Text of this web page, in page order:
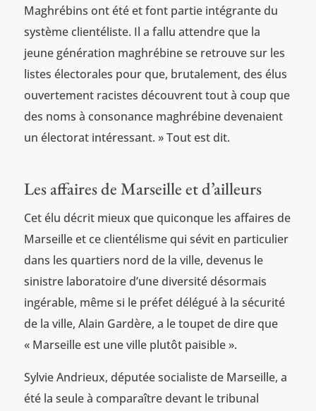
Maghrébins ont été et font partie intégrante du
système clientéliste. Il a fallu attendre que la
jeune génération maghrébine se retrouve sur les
listes électorales pour que, brutalement, des élus
ouvertement racistes découvrent tout à coup que
des noms à consonance maghrébine devenaient
un électorat intéressant. » Tout est dit.
Les affaires de Marseille et d’ailleurs
Cet élu décrit mieux que quiconque les affaires de
Marseille et ce clientélisme qui sévit en particulier
dans les quartiers nord de la ville, devenus le
sinistre laboratoire d’une diversité désormais
ingérable, même si le préfet délégué à la sécurité
de la ville, Alain Gardère, a le toupet de dire que
« Marseille est une ville plutôt paisible ».
Sylvie Andrieux, députée socialiste de Marseille, a
été la seule à comparaître devant le tribunal